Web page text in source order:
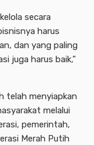
secara
harus
dan yang paling
juga harus baik,”
telah menyiapkan
melalui
pemerintah,
Merah Putih